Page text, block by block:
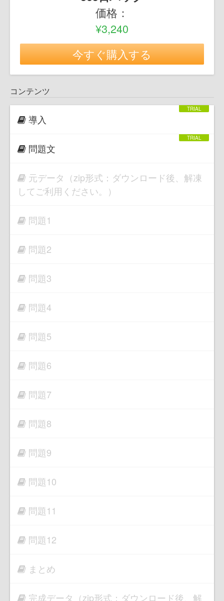
価格：
¥3,240
今すぐ購入する
コンテンツ
導入
問題文
元データ（zip形式：ダウンロード後、解凍
してご利用ください。）
問題1
問題2
問題3
問題4
問題5
問題6
問題7
問題8
問題9
問題10
問題11
問題12
まとめ
完成データ（zip形式：ダウンロード後、解